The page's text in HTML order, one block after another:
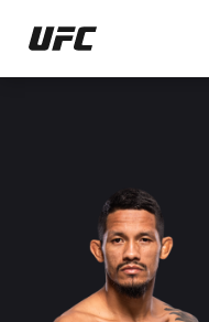
イ
ン